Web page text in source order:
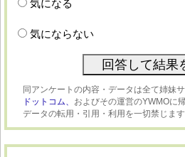
気になる
気にならない
同アンケートの内容・データは全て姉妹サ
ドットコム、 およびその運営のYWMOに
データの転用・引用・利用を一切禁じます